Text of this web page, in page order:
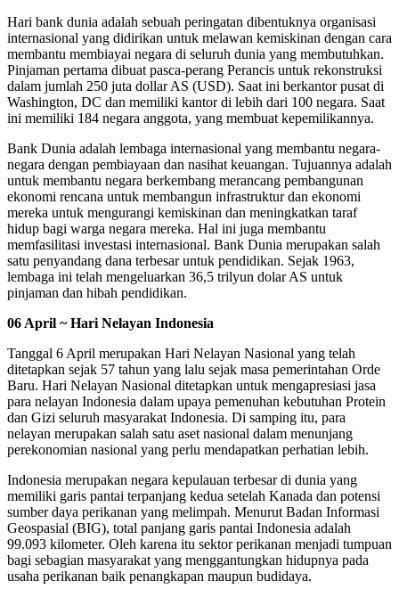
Hari bank dunia adalah sebuah peringatan dibentuknya organisasi
internasional yang didirikan untuk melawan kemiskinan dengan cara
membantu membiayai negara di seluruh dunia yang membutuhkan.
Pinjaman pertama dibuat pasca-perang Perancis untuk rekonstruksi
dalam jumlah 250 juta dollar AS (USD). Saat ini berkantor pusat di
Washington, DC dan memiliki kantor di lebih dari 100 negara. Saat
ini memiliki 184 negara anggota, yang membuat kepemilikannya.
Bank Dunia adalah lembaga internasional yang membantu negara-
negara dengan pembiayaan dan nasihat keuangan. Tujuannya adalah
untuk membantu negara berkembang merancang pembangunan
ekonomi rencana untuk membangun infrastruktur dan ekonomi
mereka untuk mengurangi kemiskinan dan meningkatkan taraf
hidup bagi warga negara mereka. Hal ini juga membantu
memfasilitasi investasi internasional. Bank Dunia merupakan salah
satu penyandang dana terbesar untuk pendidikan. Sejak 1963,
lembaga ini telah mengeluarkan 36,5 trilyun dolar AS untuk
pinjaman dan hibah pendidikan.
06 April ~ Hari Nelayan Indonesia
Tanggal 6 April merupakan Hari Nelayan Nasional yang telah
ditetapkan sejak 57 tahun yang lalu sejak masa pemerintahan Orde
Baru. Hari Nelayan Nasional ditetapkan untuk mengapresiasi jasa
para nelayan Indonesia dalam upaya pemenuhan kebutuhan Protein
dan Gizi seluruh masyarakat Indonesia. Di samping itu, para
nelayan merupakan salah satu aset nasional dalam menunjang
perekonomian nasional yang perlu mendapatkan perhatian lebih.
Indonesia merupakan negara kepulauan terbesar di dunia yang
memiliki garis pantai terpanjang kedua setelah Kanada dan potensi
sumber daya perikanan yang melimpah. Menurut Badan Informasi
Geospasial (BIG), total panjang garis pantai Indonesia adalah
99.093 kilometer. Oleh karena itu sektor perikanan menjadi tumpuan
bagi sebagian masyarakat yang menggantungkan hidupnya pada
usaha perikanan baik penangkapan maupun budidaya.